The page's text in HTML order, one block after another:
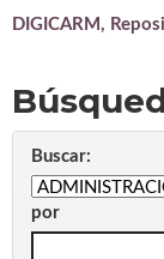
DIGICARM,
Buscar:
por